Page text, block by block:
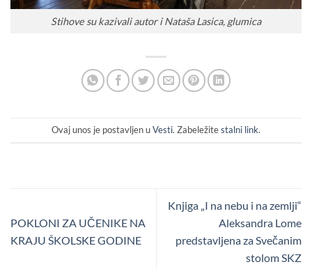
Stihove su kazivali autor i Nataša Lasica, glumica
Ovaj unos je postavljen uVesti. Zabeležitestalni link.
POKLONI ZA UČENIKE NA
KRAJU ŠKOLSKE GODINE
Knjiga „I na nebu i na zemlji“
Aleksandra Lome
predstavljena za Svečanim
stolom SKZ